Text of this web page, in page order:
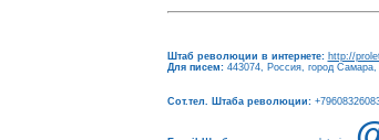
Штаб революции в интернете: http://
Для писем:443074, Россия, город Самара,
Сот.тел. Штаба революции: